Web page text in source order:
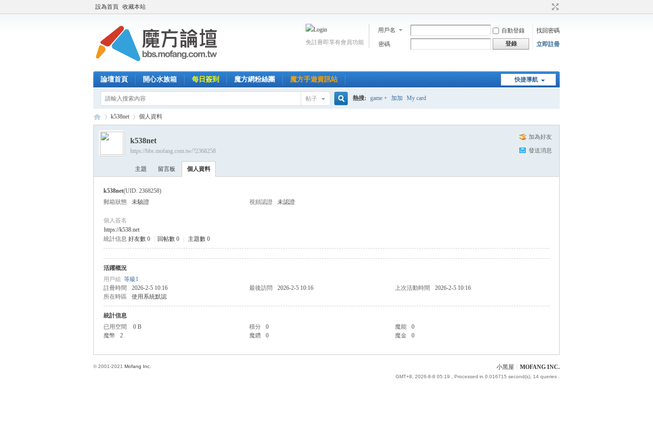
設為首頁 收藏本站
用戶名 自動登錄
找回密碼
密碼
登錄 立即註冊
免註冊即享有會員功能
快捷導航
論壇首頁 開心水族箱 每日簽到 魔方網粉絲團 魔方手遊資訊站
帖子 熱搜: game + 加加 My card
›
k538net 個人資料
加為好友
發送消息
k538net
https://bbs.mofang.com.tw/?2368258
主題 留言板 個人資料
k538net(UID: 2368258)
郵箱狀態
未驗證 視頻認證 未認證
個人簽名
https://k538.net
統計信息 好友數 0 回帖數 0 主題數 0
活躍概況
用戶組 等級1
註冊時間
2026-2-5 10:16 最後訪問 2026-2-5 10:16 上次活動時間
2026-2-5 10:16
所在時區
使用系統默認
統計信息
已用空間
0 B 積分 0 魔能
0
魔幣
2 魔鑽 0 魔金 0
小黑屋 MOFANG INC.
GMT+8, 2026-8-8 05:19 , Processed in 0.016715 second(s), 14 queries .
© 2001-2021 Mofang Inc.